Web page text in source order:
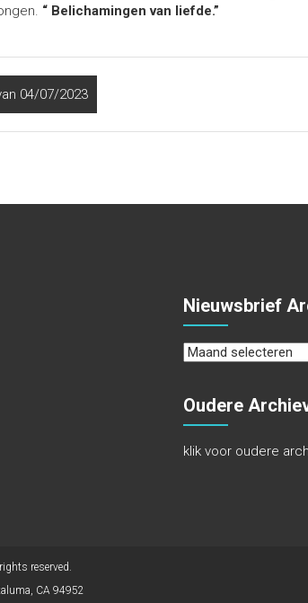
“ Belichamingen van liefde.”
04/07/2023
Nieuwsbrief
Nieuwsbrief
Oudere
klik voor oudere
reserved.
CA 94952